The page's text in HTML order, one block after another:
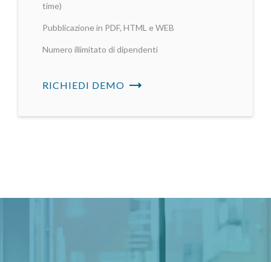
time)
Pubblicazione in PDF, HTML e WEB
Numero illimitato di dipendenti
RICHIEDI DEMO